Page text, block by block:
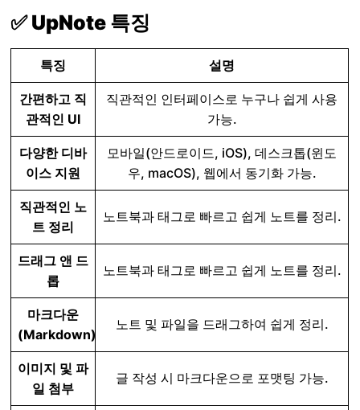
✅ UpNote 특징
특징 설명
간편하고 직
관적인 UI
직관적인 인터페이스로 누구나 쉽게 사용
가능.
다양한 디바
이스 지원
모바일(안드로이드, iOS), 데스크톱(윈도
우, macOS), 웹에서 동기화 가능.
직관적인 노
트 정리
노트북과 태그로 빠르고 쉽게 노트를 정리.
드래그 앤 드
롭
노트북과 태그로 빠르고 쉽게 노트를 정리.
마크다운
(Markdown)
노트 및 파일을 드래그하여 쉽게 정리.
이미지 및 파
일 첨부
글 작성 시 마크다운으로 포맷팅 가능.